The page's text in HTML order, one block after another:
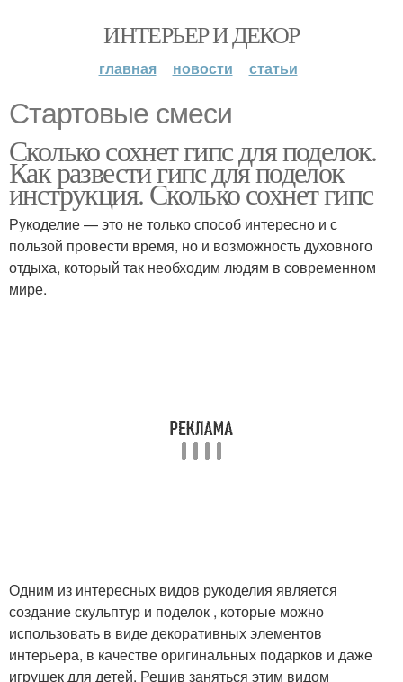
ИНТЕРЬЕР И ДЕКОР
главная новости статьи
Стартовые смеси
Сколько сохнет гипс для поделок.
Как развести гипс для поделок
инструкция. Сколько сохнет гипс
Рукоделие — это не только способ интересно и с
пользой провести время, но и возможность духовного
отдыха, который так необходим людям в современном
мире.
Одним из интересных видов рукоделия является
создание скульптур и поделок , которые можно
использовать в виде декоративных элементов
интерьера, в качестве оригинальных подарков и даже
игрушек для детей. Решив заняться этим видом